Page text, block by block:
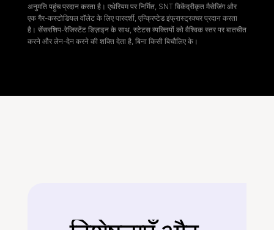
अनुमति पहुंच प्रदान करता है। एथेरियम पर निर्मित, SNT विकेंद्रीकृत मैसेजिंग और
एक गैर-कस्टोडियल वॉलेट के लिए पारदर्शी, एन्क्रिप्टेड इंफ्रास्ट्रक्चर प्रदान करता
है। सेंसरशिप-रेजिस्टेंट डिज़ाइन के साथ, स्टेटस व्यक्तियों को वैश्विक स्तर पर बातचीत
करने और लेन-देन करने की शक्ति देता है, बिना किसी बिचौलिए के।